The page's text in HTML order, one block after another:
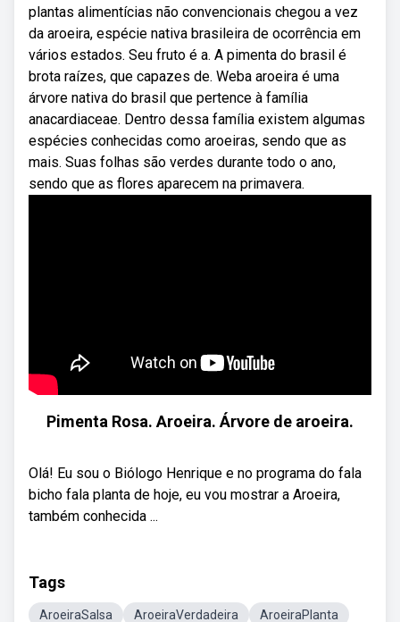
plantas alimentícias não convencionais chegou a vez
da aroeira, espécie nativa brasileira de ocorrência em
vários estados. Seu fruto é a. A pimenta do brasil é
brota raízes, que capazes de. Weba aroeira é uma
árvore nativa do brasil que pertence à família
anacardiaceae. Dentro dessa família existem algumas
espécies conhecidas como aroeiras, sendo que as
mais. Suas folhas são verdes durante todo o ano,
sendo que as flores aparecem na primavera.
Pimenta Rosa. Aroeira. Árvore de aroeira.
Olá! Eu sou o Biólogo Henrique e no programa do fala
bicho fala planta de hoje, eu vou mostrar a Aroeira,
também conhecida ...
Tags
AroeiraSalsa AroeiraVerdadeira AroeiraPlanta